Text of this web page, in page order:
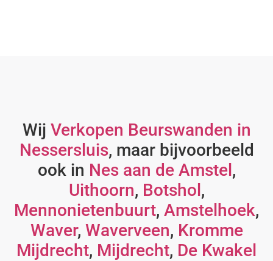
Wij Verkopen Beurswanden in
Nessersluis, maar bijvoorbeeld
ook in Nes aan de Amstel,
Uithoorn, Botshol,
Mennonietenbuurt, Amstelhoek,
Waver, Waverveen, Kromme
Mijdrecht, Mijdrecht, De Kwakel